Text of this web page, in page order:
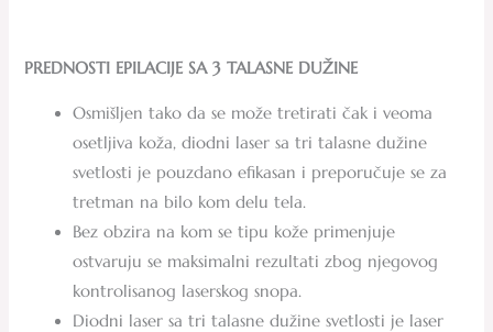
PREDNOSTI EPILACIJE SA 3 TALASNE DUŽINE
Osmišljen tako da se može tretirati čak i veoma
osetljiva koža, diodni laser sa tri talasne dužine
svetlosti je pouzdano efikasan i preporučuje se za
tretman na bilo kom delu tela.
Bez obzira na kom se tipu kože primenjuje
ostvaruju se maksimalni rezultati zbog njegovog
kontrolisanog laserskog snopa.
Diodni laser sa tri talasne dužine svetlosti je laser